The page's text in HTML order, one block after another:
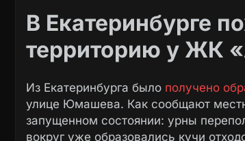
В Екатеринбурге
территорию у ЖК
Из Екатеринбурга было получено
улице Юмашева. Как сообщают
запущенном состоянии: урны
вокруг уже образовались кучи